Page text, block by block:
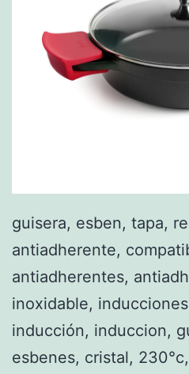
guisera, esben, tapa,
antiadherente,
antiadherentes,
inoxidable,
inducción, induccion,
esbenes, cristal,